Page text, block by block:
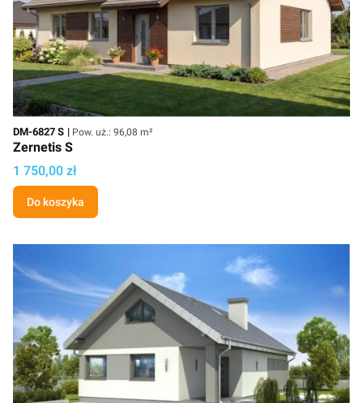
Kod
DM-6827 S Powierzchnia użytkowa
Pow. uż.: 96,08 m²
Zernetis S
Cena projektu
1 750,00 zł
Do koszyka